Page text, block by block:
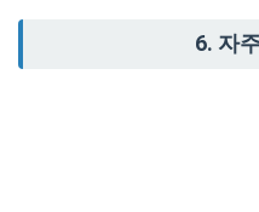
6. 자